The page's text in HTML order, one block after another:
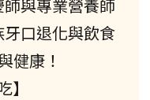
與專業營養師
口退化與飲食
健康！